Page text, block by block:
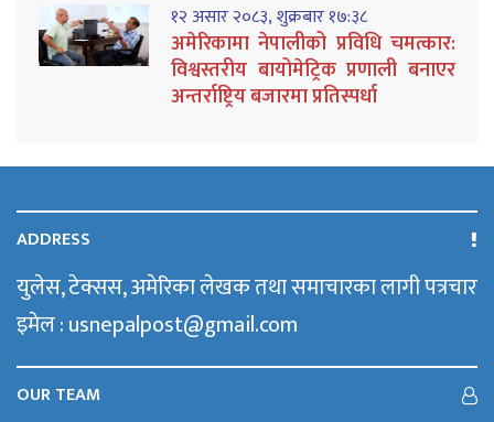
१२ असार २०८३, शुक्रबार १७:३८
अमेरिकामा नेपालीको प्रविधि चमत्कार:
विश्वस्तरीय बायोमेट्रिक प्रणाली बनाएर
अन्तर्राष्ट्रिय बजारमा प्रतिस्पर्धा
ADDRESS
युलेस, टेक्सस, अमेरिका लेखक तथा समाचारका लागी पत्रचार
इमेल : usnepalpost@gmail.com
OUR TEAM